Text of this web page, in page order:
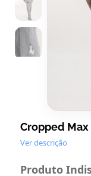
Cropped
Ver descrição
Produto